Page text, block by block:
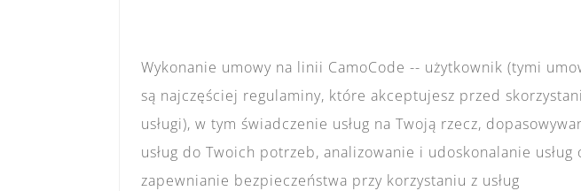
Wykonanie umowy na linii CamoCode -- użytkownik (tymi
są najczęściej regulaminy, które akceptujesz przed
usługi), w tym świadczenie usług na Twoją rzecz,
usług do Twoich potrzeb, analizowanie i udoskonalanie usług
zapewnianie bezpieczeństwa przy korzystaniu z usług